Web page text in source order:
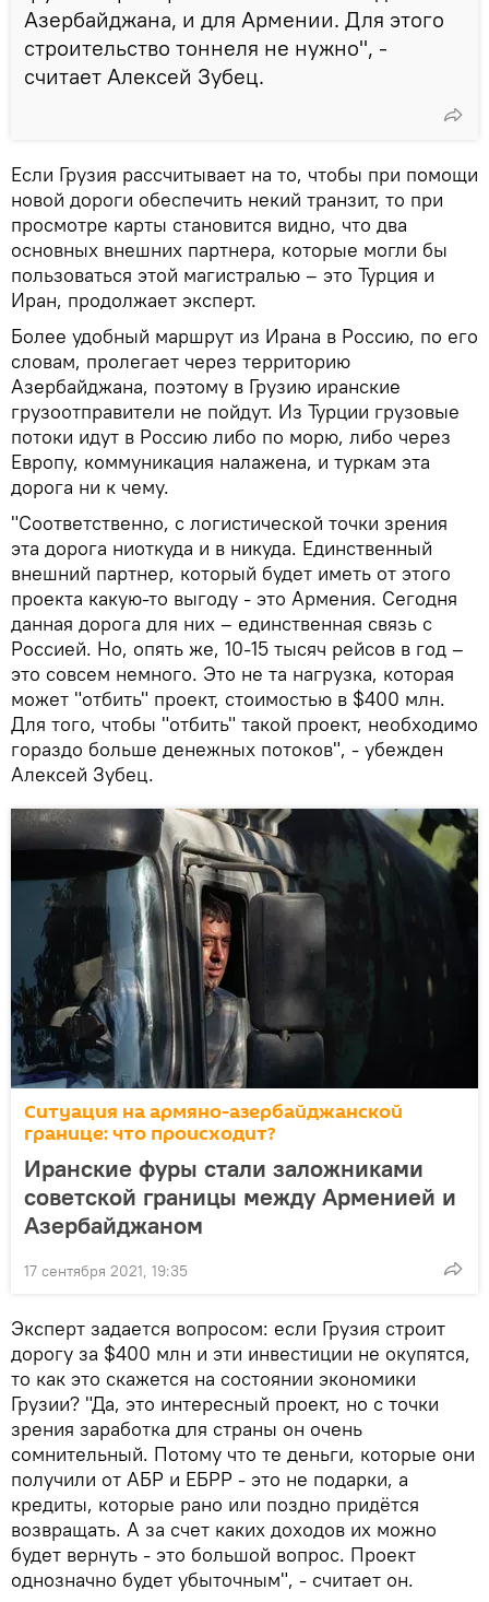
Азербайджана, и для Армении. Для этого
строительство тоннеля не нужно", -
считает Алексей Зубец.
Если Грузия рассчитывает на то, чтобы при помощи
новой дороги обеспечить некий транзит, то при
просмотре карты становится видно, что два
основных внешних партнера, которые могли бы
пользоваться этой магистралью – это Турция и
Иран, продолжает эксперт.
Более удобный маршрут из Ирана в Россию, по его
словам, пролегает через территорию
Азербайджана, поэтому в Грузию иранские
грузоотправители не пойдут. Из Турции грузовые
потоки идут в Россию либо по морю, либо через
Европу, коммуникация налажена, и туркам эта
дорога ни к чему.
"Соответственно, с логистической точки зрения
эта дорога ниоткуда и в никуда. Единственный
внешний партнер, который будет иметь от этого
проекта какую-то выгоду - это Армения. Сегодня
данная дорога для них – единственная связь с
Россией. Но, опять же, 10-15 тысяч рейсов в год –
это совсем немного. Это не та нагрузка, которая
может "отбить" проект, стоимостью в $400 млн.
Для того, чтобы "отбить" такой проект, необходимо
гораздо больше денежных потоков", - убежден
Алексей Зубец.
Ситуация на армяно-азербайджанской
границе: что происходит?
Иранские фуры стали заложниками
советской границы между Арменией и
Азербайджаном
17 сентября 2021, 19:35
Эксперт задается вопросом: если Грузия строит
дорогу за $400 млн и эти инвестиции не окупятся,
то как это скажется на состоянии экономики
Грузии? "Да, это интересный проект, но с точки
зрения заработка для страны он очень
сомнительный. Потому что те деньги, которые они
получили от АБР и ЕБРР - это не подарки, а
кредиты, которые рано или поздно придётся
возвращать. А за счет каких доходов их можно
будет вернуть - это большой вопрос. Проект
однозначно будет убыточным", - считает он.